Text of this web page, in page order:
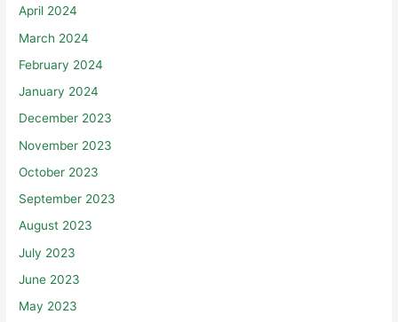
April 2024
March 2024
February 2024
January 2024
December 2023
November 2023
October 2023
September 2023
August 2023
July 2023
June 2023
May 2023